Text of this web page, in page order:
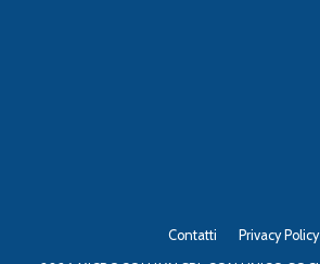
Contatti Privacy Policy